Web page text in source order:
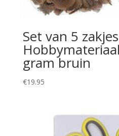
Set van 5 zakjes
gram bruin
€19.95